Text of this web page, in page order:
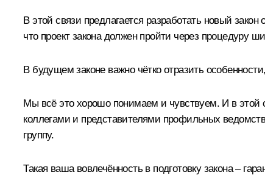
В этой связи предлагается разработать новый
что проект закона должен пройти через процедуру
В будущем законе важно чётко отразить
Мы всё это хорошо понимаем и чувствуем. И в
коллегами и представителями профильных
группу.
Такая ваша вовлечённость в подготовку закона –